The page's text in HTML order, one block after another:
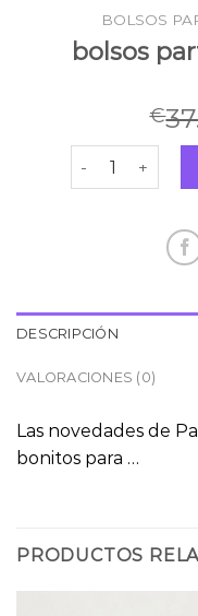
BOLSOS
bolsos
€
bolsos parfois
DESCRIPCIÓN
VALORACIONES (0)
Las novedades de
bonitos para …
PRODUCTOS